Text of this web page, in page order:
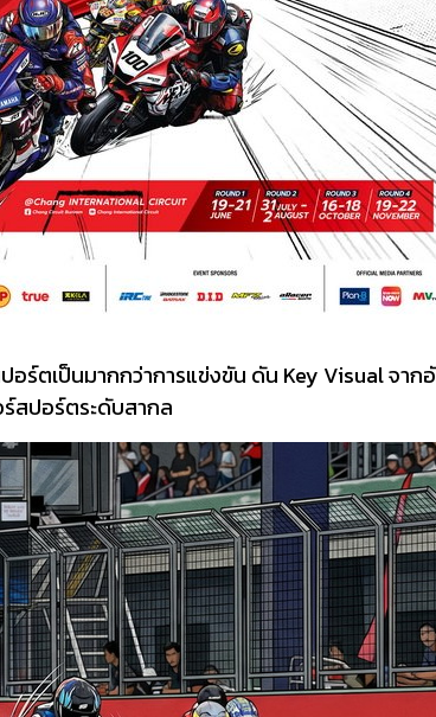
อร์ตเป็นมากกว่าการแข่งขัน ดัน Key Visual จ
ร์สปอร์ตระดับสากล